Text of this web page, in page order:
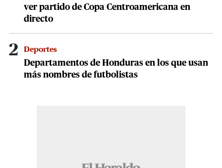
ver partido de Copa Centroamericana en
directo
2 Deportes
Departamentos de Honduras en los que usan
más nombres de futbolistas